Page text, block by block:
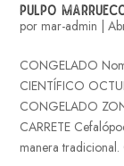
PULPO
pormar-admin |
CONGELADO
CIENTÍFICO
CONGELADO
CARRETE
manera tradicional.